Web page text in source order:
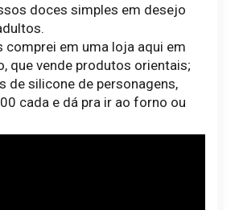
doces simples em desejo
comprei em uma loja aqui em
que vende produtos orientais;
de silicone de personagens,
cada e dá pra ir ao forno ou